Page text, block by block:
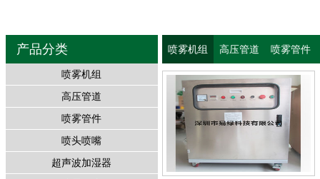
产品分类
喷雾机组
高压管道
喷雾管件
喷头喷嘴
超声波加湿器
喷雾机组 高压管道 喷雾管件